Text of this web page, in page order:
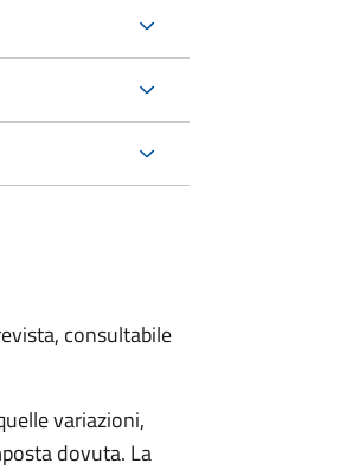
consultabile
variazioni,
dovuta. La